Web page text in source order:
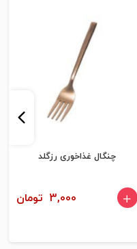
چنگال غذاخوری رزگلد
3,000 تومان